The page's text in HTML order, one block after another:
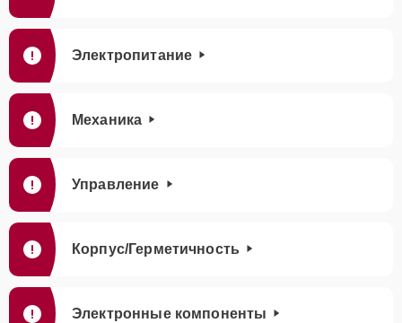
Электропитание
Механика
Управление
Корпус/Герметичность
Электронные компоненты